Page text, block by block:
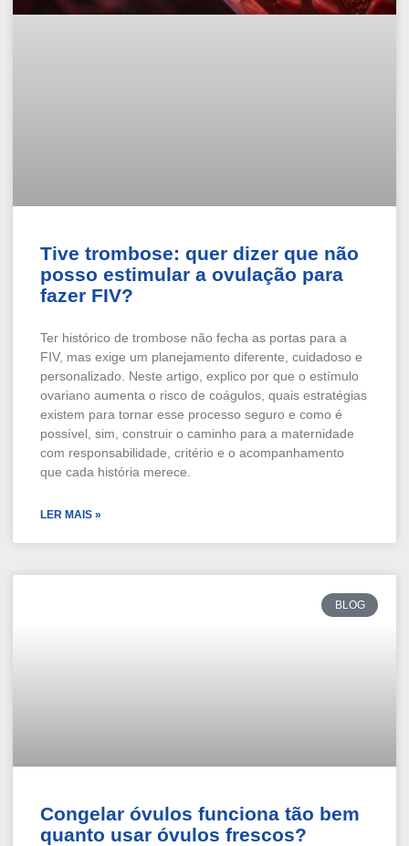
Tive trombose: quer dizer que não
posso estimular a ovulação para
fazer FIV?
Ter histórico de trombose não fecha as portas para a
FIV, mas exige um planejamento diferente, cuidadoso e
personalizado. Neste artigo, explico por que o estímulo
ovariano aumenta o risco de coágulos, quais estratégias
existem para tornar esse processo seguro e como é
possível, sim, construir o caminho para a maternidade
com responsabilidade, critério e o acompanhamento
que cada história merece.
LER MAIS »
BLOG
Congelar óvulos funciona tão bem
quanto usar óvulos frescos?